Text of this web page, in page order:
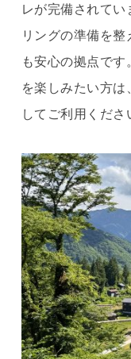
レが完備されてい
リングの準備を
も安心の拠点で
を楽しみたい方は
してご利用くださ